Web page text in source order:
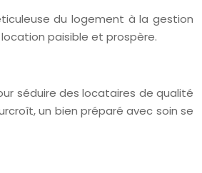
du logement à la gestion
paisible et prospère.
séduire des locataires de qualité
un bien préparé avec soin se